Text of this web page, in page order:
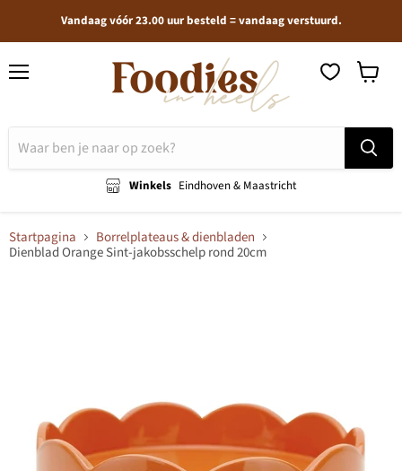
Vandaag vóór 23.00 uur besteld = vandaag verstuurd.
Winkels Eindhoven & Maastricht
Startpagina
Borrelplateaus & dienbladen
Dienblad Orange Sint-jakobsschelp rond 20cm